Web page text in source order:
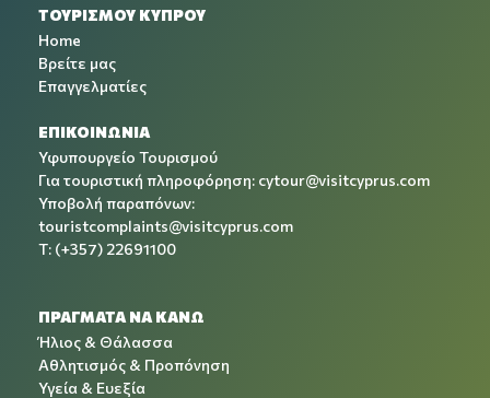
ΤΟΥΡΙΣΜΟΥ ΚΥΠΡΟΥ
Home
Βρείτε μας
Επαγγελματίες
ΕΠΙΚΟΙΝΩΝΙΑ
Υφυπουργείο Τουρισμού
Για τουριστική πληροφόρηση: cytour@visitcyprus.com
Υποβολή παραπόνων:
touristcomplaints@visitcyprus.com
T: (+357) 22691100
ΠΡΑΓΜΑΤΑ ΝΑ ΚΑΝΩ
Ήλιος & Θάλασσα
Αθλητισμός & Προπόνηση
Υγεία & Ευεξία